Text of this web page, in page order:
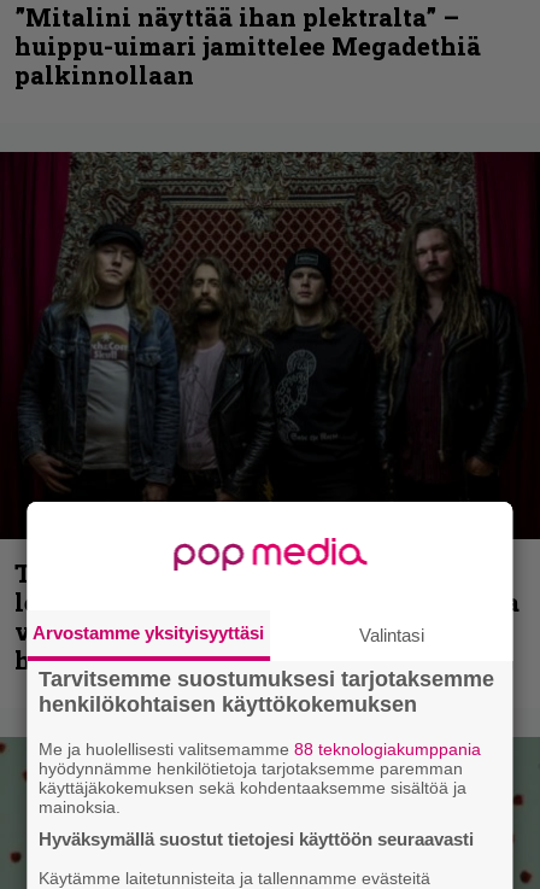
”Mitalini näyttää ihan plektralta” –
huippu-uimari jamittelee Megadethiä
palkinnollaan
Thrash ’n’ roll -yhtye Madred ryydittää
levyjulkaisua keikkareissulla kuvatulla
videolla – ”Oltiin pakussa kusihädässä
helvetin väsyneenä…”
Arvostamme yksityisyyttäsi Valintasi
Tarvitsemme suostumuksesi tarjotaksemme
henkilökohtaisen käyttökokemuksen
Me ja huolellisesti valitsemamme88 teknologiakumppania
hyödynnämme henkilötietoja tarjotaksemme paremman
käyttäjäkokemuksen sekä kohdentaaksemme sisältöä ja
mainoksia.
Hyväksymällä suostut tietojesi käyttöön seuraavasti
Käytämme laitetunnisteita ja tallennamme evästeitä